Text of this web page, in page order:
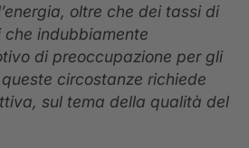
oltre che dei tassi di
indubbiamente
di preoccupazione per gli
circostanze richiede
sul tema della qualità del